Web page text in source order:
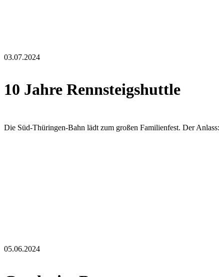
03.07.2024
10 Jahre Rennsteigshuttle
Die Süd-Thüringen-Bahn lädt zum großen Familienfest. Der
05.06.2024